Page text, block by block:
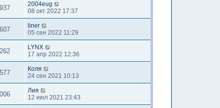
2004eug
08 окт 2022 17:37
liner
05 сен 2022 11:29
LYNX
17 апр 2022 12:36
Коля
24 сен 2021 10:13
Лия
12 июл 2021 23:43